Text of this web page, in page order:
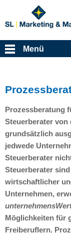
Menü
Prozessberatung
Steuerberater
grundsätzlich
jedwede
Steuerberater
Steuerberater
wirtschaftlicher
Unternehmen,
Möglichkeiten für
Freiberuflern.